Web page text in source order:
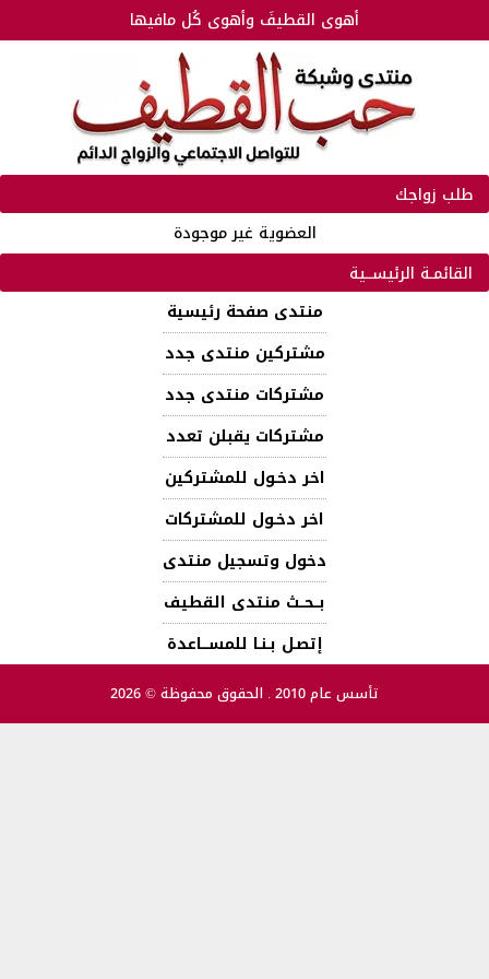
أهوى القطيفَ وأهوى كُل مافيها
طلب زواجك
العضوية غير موجودة
القائمـة الرئيســية
منتدى صفحة رئيسية
مشتركين منتدى جدد
مشتركات منتدى جدد
مشتركات يقبلن تعدد
اخر دخـول للمشتركين
اخر دخـول للمشتركات
دخول وتسجيل منتدى
بــحــث منتدى القطيف
إتصـل بـنـا للمســـاعدة
تأسس عام 2010 . الحقوق محفوظة © 2026